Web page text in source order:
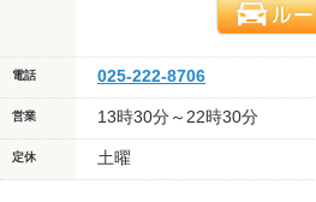
電話 025-222-8706
営業 13時30分～22時30分
定休 土曜